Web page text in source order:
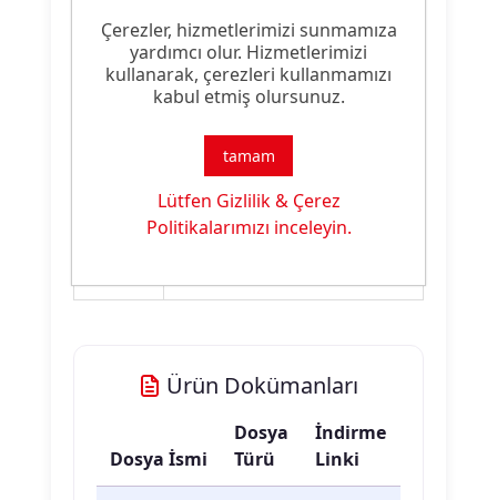
Ürün Dokümanları
Dosya İsmi
Dosya
Türü
İndirme
Linki
Çerezler, hizmetlerimizi sunmamıza
yardımcı olur. Hizmetlerimizi
kullanarak, çerezleri kullanmamızı
kabul etmiş olursunuz.
tamam
Lütfen Gizlilik & Çerez
Politikalarımızı inceleyin.